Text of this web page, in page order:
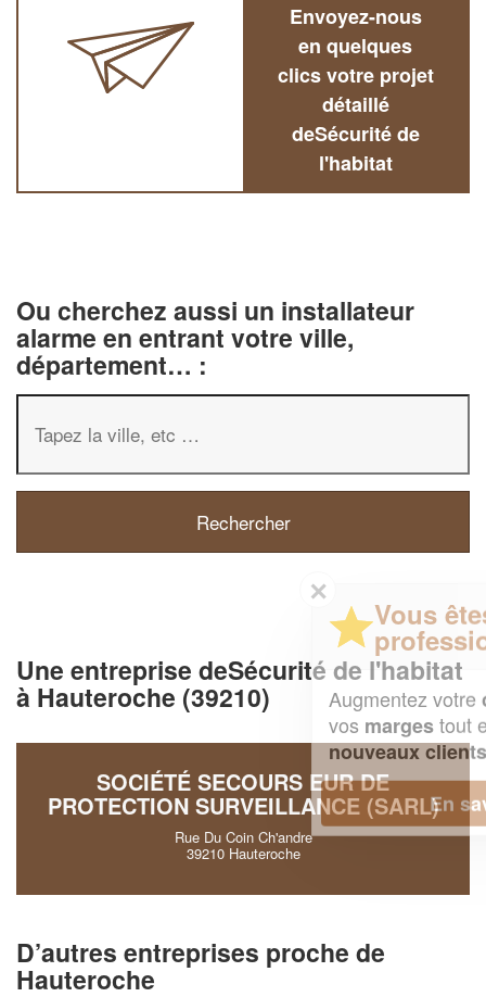
Envoyez-nous
en quelques
clics votre projet
détaillé
deSécurité de
l'habitat
Ou cherchez aussi un installateur
alarme en entrant votre ville,
département… :
Une entreprise deSécurité de l'habitat
à Hauteroche (39210)
SOCIÉTÉ SECOURS EUR DE
PROTECTION SURVEILLANCE (SARL)
Rue Du Coin Ch'andre
39210 Hauteroche
D’autres entreprises proche de
Hauteroche
Vous êtes un
professionnel ?
Augmentez votre chiffre d'affaireset
tout en gagnant de
nouveaux clients!
En savoir plus